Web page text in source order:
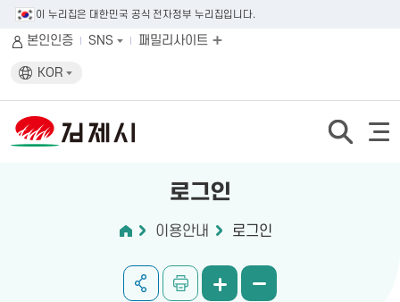
이 누리집은 대한민국 공식 전자정부 누리집입니다.
본인인증 SNS 패밀리사이트
KOR
로그인
이용안내 로그인